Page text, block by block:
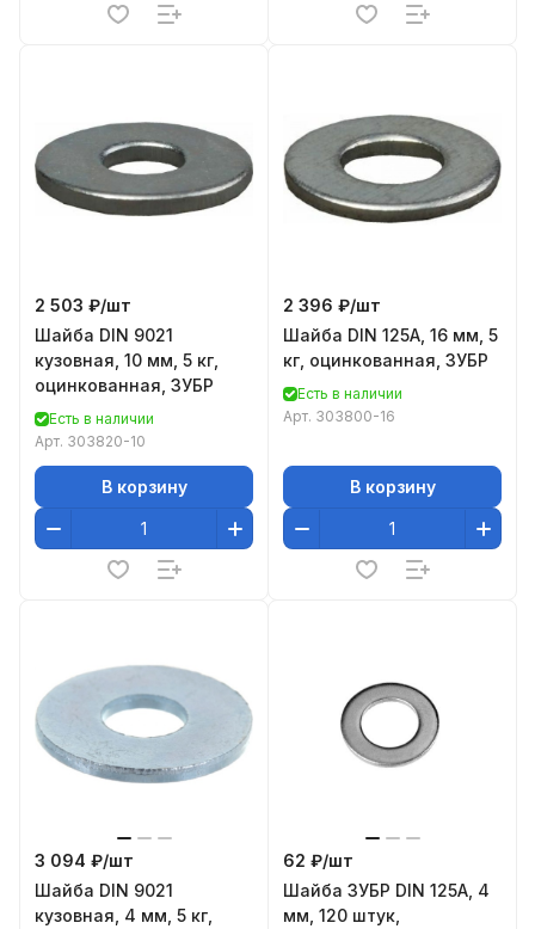
2 503 ₽/шт
Шайба DIN 9021
кузовная, 10 мм, 5 кг,
оцинкованная, ЗУБР
Есть в наличии
Арт. 303820-10
В корзину
2 396 ₽/шт
Шайба DIN 125A, 16 мм, 5
кг, оцинкованная, ЗУБР
Есть в наличии
Арт. 303800-16
В корзину
3 094 ₽/шт
Шайба DIN 9021
кузовная, 4 мм, 5 кг,
62 ₽/шт
Шайба ЗУБР DIN 125A, 4
мм, 120 штук,